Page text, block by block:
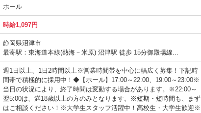
ホール
時給1,097円
静岡県沼津市
最寄駅：東海道本線(熱海－米原) 沼津駅 徒歩 15分御殿場線...
週1日以上、1日2時間以上※営業時間帯を中心に幅広く募集！下記時
間帯で積極的に採用中！◆【ホール】17:00～22:00、19:00～23:00※
当日の状況により、終了時間は変動する場合があります。※22:00～
翌5:00は、満18歳以上の方のみとなります。※短期・短時間も、まず
はご相談ください！※大学生スタッフ活躍中！高校生・大学生歓迎※